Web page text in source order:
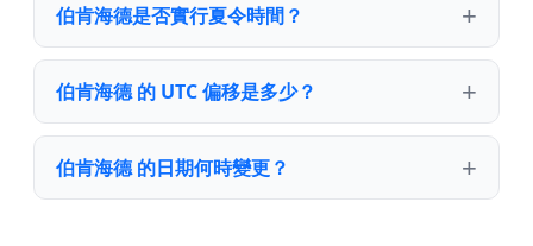
伯肯海德是否實行夏令時間？
伯肯海德 的 UTC 偏移是多少？
伯肯海德 的日期何時變更？